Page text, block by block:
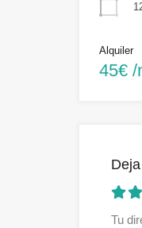
Alquiler
45€ /
Tu